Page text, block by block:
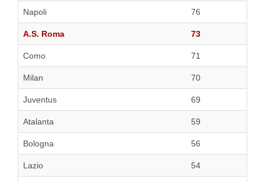
Napoli 76
A.S. Roma 73
Como 71
Milan 70
Juventus 69
Atalanta 59
Bologna 56
Lazio 54